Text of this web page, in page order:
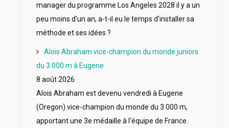
manager du programme Los Angeles 2028 il y a un
peu moins d'un an, a-t-il eu le temps d'installer sa
méthode et ses idées ?
Alois Abraham vice-champion du monde juniors
du 3 000 m à Eugene
8 août 2026
Alois Abraham est devenu vendredi à Eugene
(Oregon) vice-champion du monde du 3 000 m,
apportant une 3e médaille à l'équipe de France.